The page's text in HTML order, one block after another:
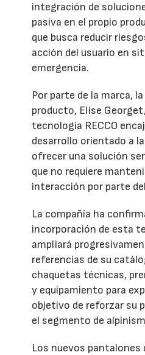
integración de
pasiva en el propio
que busca reducir
acción del usuario en
emergencia.
Por parte de la marca,
producto, Elise
tecnología RECCO
desarrollo orientado a
ofrecer una solución
que no requiere
interacción por parte
La compañía ha
incorporación de esta
ampliará
referencias de su
chaquetas técnicas,
y equipamiento para
objetivo de reforzar su
el segmento de
Los nuevos pantalones